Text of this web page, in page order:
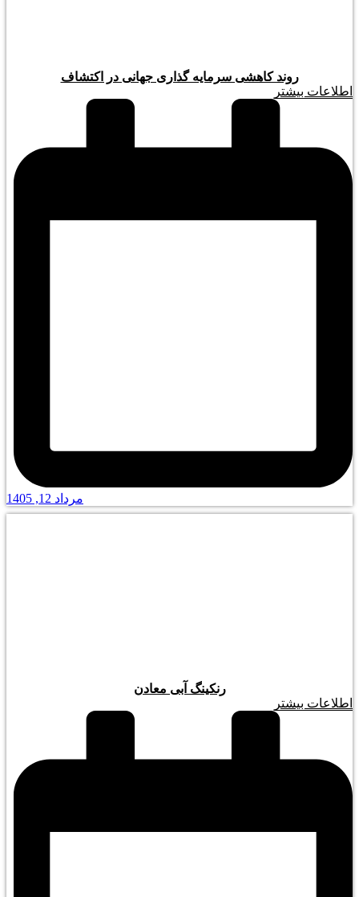
روند کاهشی سرمایه گذاری جهانی در اکتشاف
اطلاعات بیشتر
مرداد 12, 1405
رنکینگ آبی معادن
اطلاعات بیشتر